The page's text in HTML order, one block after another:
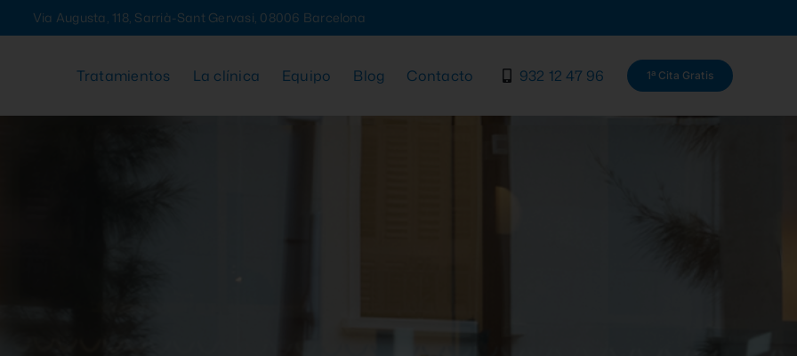
Via Augusta, 118, Sarrià-Sant Gervasi, 08006 Barcelona
Tratamientos La clínica Equipo Blog Contacto 932 12 47 96 1ª Cita Gratis